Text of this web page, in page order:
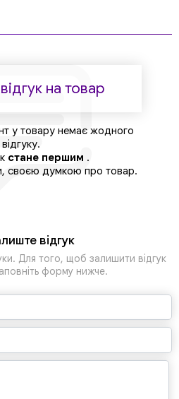
на товар
у товару немає жодного
відгуку.
стане першим .
своєю думкою про товар.
відгук
Для того, щоб залишити відгук
форму нижче.